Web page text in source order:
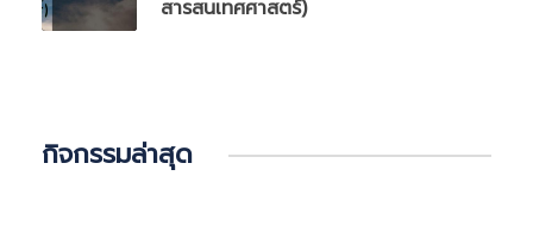
สารสนเทศศาสตร์)
กิจกรรมล่าสุด